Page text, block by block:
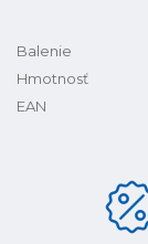
Balenie
Hmotnosť
EAN